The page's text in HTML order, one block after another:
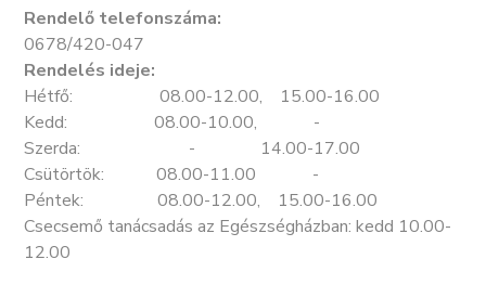
Rendelő telefonszáma:
0678/420-047
Rendelés ideje:
Hétfő: 08.00-12.00, 15.00-16.00
Kedd: 08.00-10.00, -
Szerda: - 14.00-17.00
Csütörtök: 08.00-11.00 -
Péntek: 08.00-12.00, 15.00-16.00
Csecsemő tanácsadás az Egészségházban: kedd 10.00-
12.00